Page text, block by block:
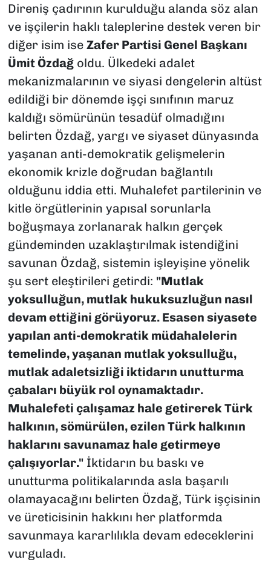
Direniş çadırının kurulduğu alanda söz alan
ve işçilerin haklı taleplerine destek veren bir
diğer isim ise Zafer Partisi Genel Başkanı
Ümit Özdağoldu. Ülkedeki adalet
mekanizmalarının ve siyasi dengelerin altüst
edildiği bir dönemde işçi sınıfının maruz
kaldığı sömürünün tesadüf olmadığını
belirten Özdağ, yargı ve siyaset dünyasında
yaşanan anti-demokratik gelişmelerin
ekonomik krizle doğrudan bağlantılı
olduğunu iddia etti. Muhalefet partilerinin ve
kitle örgütlerinin yapısal sorunlarla
boğuşmaya zorlanarak halkın gerçek
gündeminden uzaklaştırılmak istendiğini
savunan Özdağ, sistemin işleyişine yönelik
şu sert eleştirileri getirdi: "Mutlak
yoksulluğun, mutlak hukuksuzluğun nasıl
devam ettiğini görüyoruz. Esasen siyasete
yapılan anti-demokratik müdahalelerin
temelinde, yaşanan mutlak yoksulluğu,
mutlak adaletsizliği iktidarın unutturma
çabaları büyük rol oynamaktadır.
Muhalefeti çalışamaz hale getirerek Türk
halkının, sömürülen, ezilen Türk halkının
haklarını savunamaz hale getirmeye
çalışıyorlar."İktidarın bu baskı ve
unutturma politikalarında asla başarılı
olamayacağını belirten Özdağ, Türk işçisinin
ve üreticisinin hakkını her platformda
savunmaya kararlılıkla devam edeceklerini
vurguladı.